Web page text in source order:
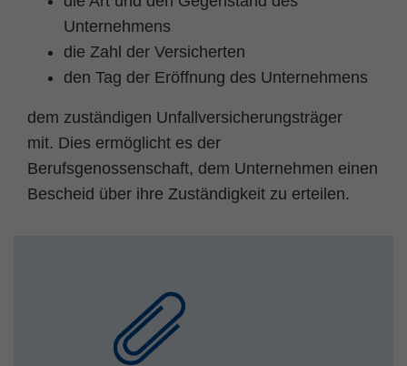
Unternehmens
die Zahl der Versicherten
den Tag der Eröffnung des Unternehmens
dem zuständigen Unfallversicherungsträger
mit. Dies ermöglicht es der
Berufsgenossenschaft, dem Unternehmen einen
Bescheid über ihre Zuständigkeit zu erteilen.